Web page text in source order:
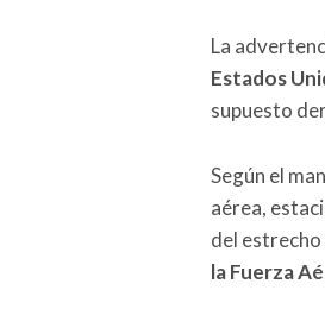
La
Estados
supuesto
Según el
aérea,
del
la Fuerza